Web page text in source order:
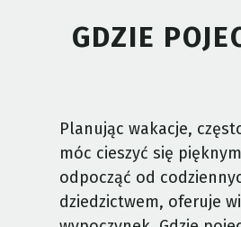
GDZIE
Planując wakacje,
móc cieszyć się
odpocząć od
dziedzictwem, oferuje